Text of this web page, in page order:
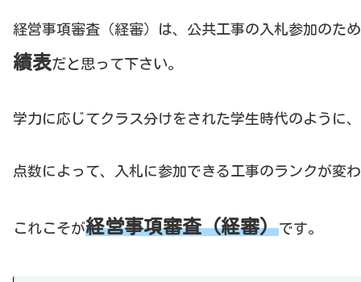
経営事項審査（経審）は、公共工事の入札参加のた
績表だと思って下さい。
学力に応じてクラス分けをされた学生時代のように、
点数によって、入札に参加できる工事のランクが変
これこそが経営事項審査（経審）です。